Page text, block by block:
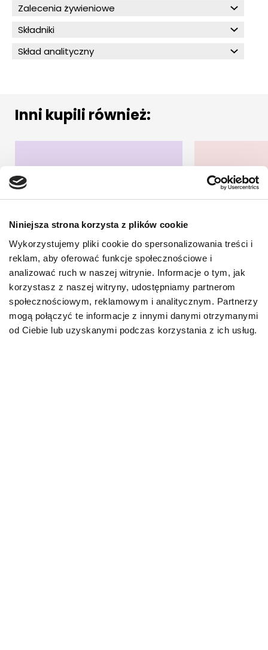
Niniejsza strona korzysta z plików cookie
Wykorzystujemy pliki cookie do spersonalizowania treści i
reklam, aby oferować funkcje społecznościowe i
analizować ruch w naszej witrynie. Informacje o tym, jak
korzystasz z naszej witryny, udostępniamy partnerom
społecznościowym, reklamowym i analitycznym. Partnerzy
mogą połączyć te informacje z innymi danymi otrzymanymi
od Ciebie lub uzyskanymi podczas korzystania z ich usług.
Zalecenia żywieniowe
Składniki
Skład analityczny
Inni kupili również: